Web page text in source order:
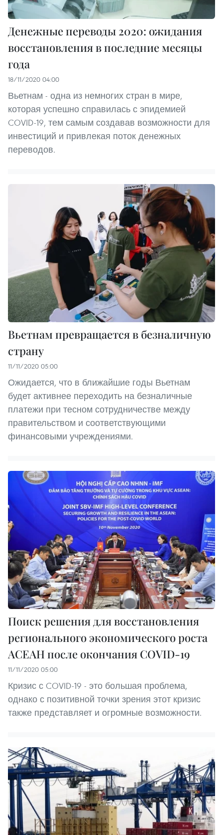
Денежные переводы 2020: ожидания
восстановления в последние месяцы
года
18/11/2020 04:00
Вьетнам - одна из немногих стран в мире,
которая успешно справилась с эпидемией
COVID-19, тем самым создавав возможности для
инвестиций и привлекая поток денежных
переводов.
Вьетнам превращается в безналичную
страну
11/11/2020 05:00
Ожидается, что в ближайшие годы Вьетнам
будет активнее переходить на безналичные
платежи при тесном сотрудничестве между
правительством и соответствующими
финансовыми учреждениями.
Поиск решения для восстановления
регионального экономического роста
АСЕАН после окончания COVID-19
11/11/2020 05:00
Кризис с COVID-19 - это большая проблема,
однако с позитивной точки зрения этот кризис
также представляет и огромные возможности.